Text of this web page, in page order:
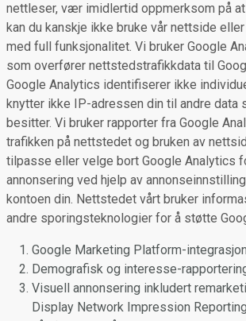
nettleser, vær imidlertid oppmerksom på
kan du kanskje ikke bruke vår nettside
med full funksjonalitet. Vi bruker Google
som overfører nettstedstrafikkdata til
Google Analytics identifiserer ikke
knytter ikke IP-adressen din til andre data
besitter. Vi bruker rapporter fra Google
trafikken på nettstedet og bruken av
tilpasse eller velge bort Google Analytics
annonsering ved hjelp av
kontoen din. Nettstedet vårt bruker
andre sporingsteknologier for å støtte
Google Marketing Platform-
Demografisk og interesse-
Visuell annonsering inkludert
Display Network Impression